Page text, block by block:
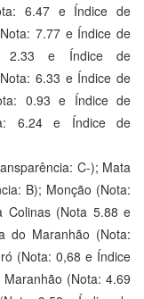
6.47 e Índice de
7.77 e Índice de
2.33 e Índice de
6.33 e Índice de
0.93 e Índice de
6.24 e Índice de
C-); Mata
B); Monção (Nota:
Colinas (Nota 5.88 e
do Maranhão (Nota:
(Nota: 0,68 e Índice
(Nota: 4.69